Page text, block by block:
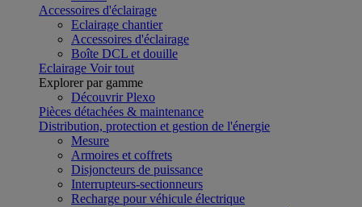
Accessoires d'éclairage
Eclairage chantier
Accessoires d'éclairage
Boîte DCL et douille
Eclairage Voir tout
Explorer par gamme
Découvrir Plexo
Pièces détachées & maintenance
Distribution, protection et gestion de l'énergie
Mesure
Armoires et coffrets
Disjoncteurs de puissance
Interrupteurs-sectionneurs
Recharge pour véhicule électrique